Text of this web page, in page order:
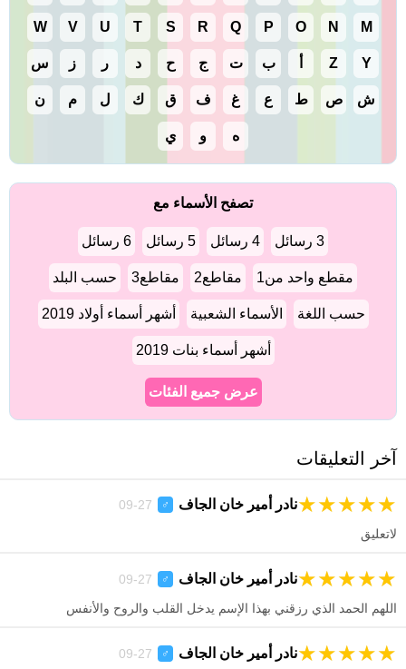
M
N
O
P
Q
R
S
T
U
V
W
Y
Z ب ت ج ح د ر ز س
ش ص ط ع غ ف ق ك ل م ن
ه و ي
تصفح الأسماء مع
3 رسائل 4 رسائل 5 رسائل 6 رسائل
مقطع واحد من1 مقاطع2 مقاطع3 حسب البلد
حسب اللغة الأسماء الشعبية أشهر أسماء أولاد 2019
أشهر أسماء بنات 2019
عرض جميع الفئات
آخر التعليقات
نادر أمير خان الجاف ♂
27-09 ★
★
★
★
★
لاتعليق
نادر أمير خان الجاف ♂
27-09 ★
★
★
★
★
اللهم الحمد الذي رزقني بهذا الإسم يدخل القلب والروح والأنفس
نادر أمير خان الجاف ♂
27-09 ★
★
★
★
★